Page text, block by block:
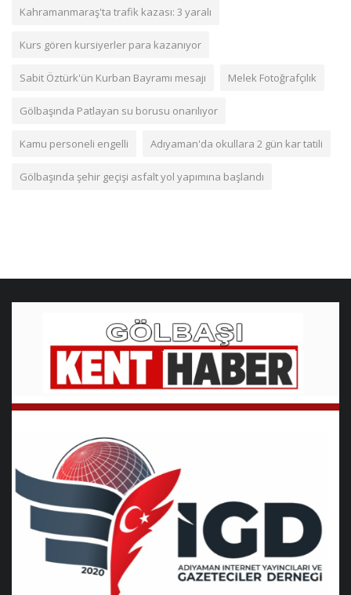
Kahramanmaraş'ta trafik kazası: 3 yaralı
Kurs gören kursiyerler para kazanıyor
Sabit Öztürk'ün Kurban Bayramı mesajı Melek Fotoğrafçılık
Gölbaşında Patlayan su borusu onarılıyor
Kamu personeli engelli Adıyaman'da okullara 2 gün kar tatili
Gölbaşında şehir geçişi asfalt yol yapımına başlandı